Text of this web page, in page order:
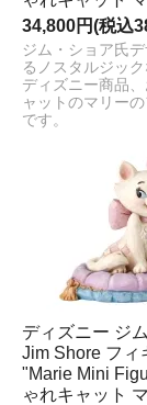
34,800円(税込
ジム・ショア氏
るノスタルジッ
ディズニー商品
ャットのマリー
です。
ディズニー ジ
Jim Shore フィ
"Marie Mini
ゃれキャット